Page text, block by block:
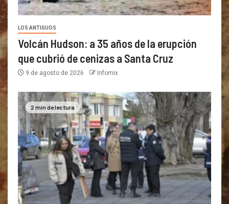
LOS ANTIGUOS
Volcán Hudson: a 35 años de la erupción
que cubrió de cenizas a Santa Cruz
9 de agosto de 2026 Infomix
2 min de lectura